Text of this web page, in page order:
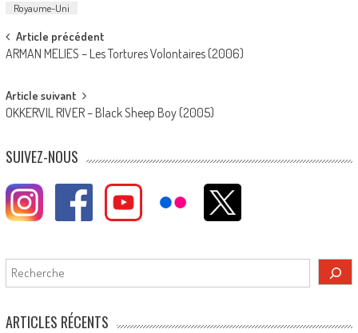
Royaume-Uni
Post
navigation
Article précédent
ARMAN MELIES – Les Tortures Volontaires (2006)
Article suivant
OKKERVIL RIVER – Black Sheep Boy (2005)
SUIVEZ-NOUS
Rechercher
ARTICLES RÉCENTS